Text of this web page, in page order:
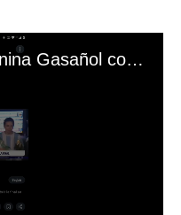
El mal momento de Yanina Gasañol con un hincha argentino en "Subrayado"